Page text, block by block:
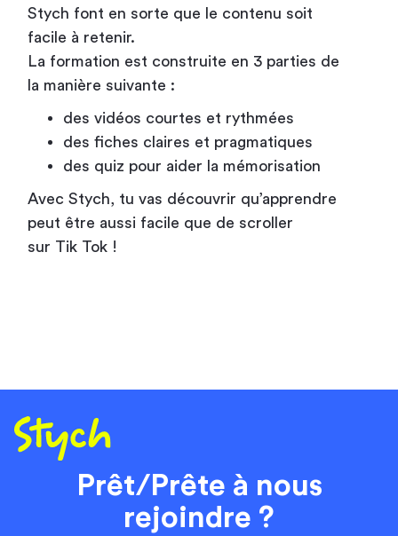
Stych font en sorte que le contenu soit
facile à retenir.
La formation est construite en 3 parties de
la manière suivante :
des vidéos courtes et rythmées
des fiches claires et pragmatiques
des quiz pour aider la mémorisation
Avec Stych, tu vas découvrir qu’apprendre
peut être aussi facile que de scroller
sur Tik Tok !
Prêt/Prête à nous
rejoindre ?